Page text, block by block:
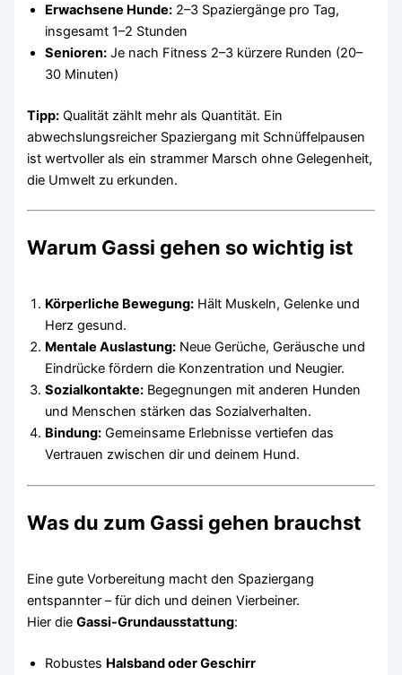
Erwachsene Hunde: 2–3 Spaziergänge pro Tag,
insgesamt 1–2 Stunden
Senioren: Je nach Fitness 2–3 kürzere Runden (20–
30 Minuten)
Tipp: Qualität zählt mehr als Quantität. Ein
abwechslungsreicher Spaziergang mit Schnüffelpausen
ist wertvoller als ein strammer Marsch ohne Gelegenheit,
die Umwelt zu erkunden.
Warum Gassi gehen so wichtig ist
Körperliche Bewegung: Hält Muskeln, Gelenke und
Herz gesund.
Mentale Auslastung: Neue Gerüche, Geräusche und
Eindrücke fördern die Konzentration und Neugier.
Sozialkontakte: Begegnungen mit anderen Hunden
und Menschen stärken das Sozialverhalten.
Bindung: Gemeinsame Erlebnisse vertiefen das
Vertrauen zwischen dir und deinem Hund.
Was du zum Gassi gehen brauchst
Eine gute Vorbereitung macht den Spaziergang
entspannter – für dich und deinen Vierbeiner.
Hier dieGassi-Grundausstattung:
Robustes Halsband oder Geschirr